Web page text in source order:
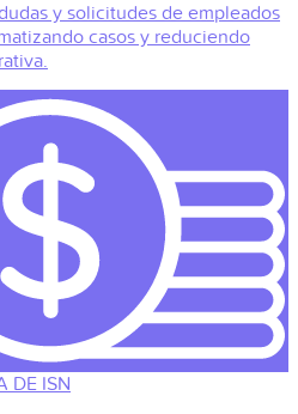
y solicitudes de empleados
casos y reduciendo
DE ISN